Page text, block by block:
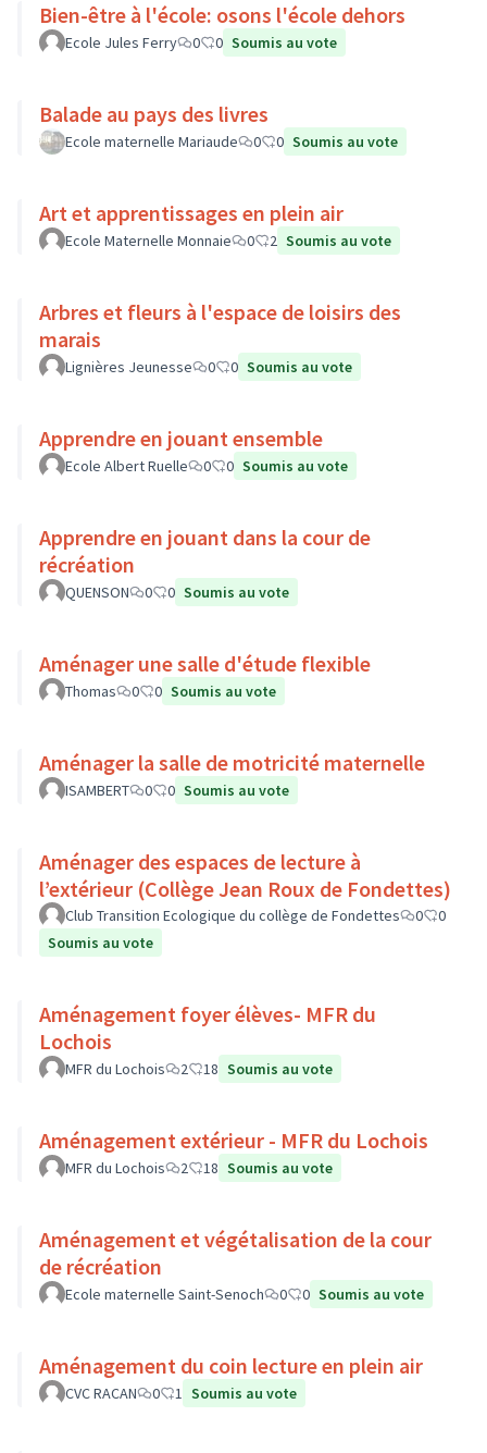
Bien-être à l'école: osons l'école dehors
Ecole Jules Ferry 0 0 Soumis au vote
Balade au pays des livres
Ecole maternelle Mariaude 0 0 Soumis au vote
Art et apprentissages en plein air
Ecole Maternelle Monnaie 0 2 Soumis au vote
Arbres et fleurs à l'espace de loisirs des
marais
Lignières Jeunesse 0 0 Soumis au vote
Apprendre en jouant ensemble
Ecole Albert Ruelle 0 0 Soumis au vote
Apprendre en jouant dans la cour de
récréation
QUENSON 0 0 Soumis au vote
Aménager une salle d'étude flexible
Thomas 0 0 Soumis au vote
Aménager la salle de motricité maternelle
ISAMBERT 0 0 Soumis au vote
Aménager des espaces de lecture à
l’extérieur (Collège Jean Roux de Fondettes)
Club Transition Ecologique du collège de Fondettes 0
0
Soumis au vote
Aménagement foyer élèves- MFR du
Lochois
MFR du Lochois 2 18 Soumis au vote
Aménagement extérieur - MFR du Lochois
MFR du Lochois 2 18 Soumis au vote
Aménagement et végétalisation de la cour
de récréation
Ecole maternelle Saint-Senoch 0 0 Soumis au vote
Aménagement du coin lecture en plein air
CVC RACAN 0 1 Soumis au vote